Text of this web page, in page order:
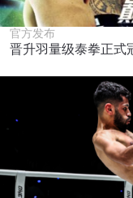
官方发布
晋升羽量级泰拳正式